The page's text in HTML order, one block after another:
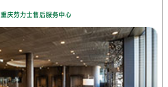
重庆劳力士售后服务中心